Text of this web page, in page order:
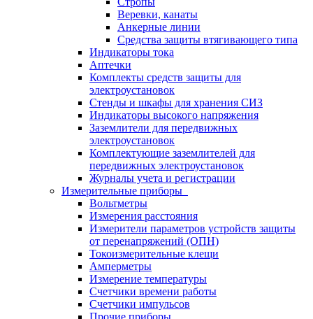
Веревки, канаты
Анкерные линии
Средства защиты втягивающего типа
Индикаторы тока
Аптечки
Комплекты средств защиты для
электроустановок
Стенды и шкафы для хранения СИЗ
Индикаторы высокого напряжения
Заземлители для передвижных
электроустановок
Комплектующие заземлителей для
передвижных электроустановок
Журналы учета и регистрации
Измерительные приборы
Вольтметры
Измерения расстояния
Измерители параметров устройств защиты
от перенапряжений (ОПН)
Токоизмерительные клещи
Амперметры
Измерение температуры
Счетчики времени работы
Счетчики импульсов
Прочие приборы